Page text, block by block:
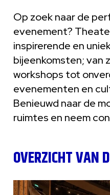
Op zoek naar de
evenement?
inspirerende en
bijeenkomsten; van
workshops tot
evenementen en
Benieuwd naar de
ruimtes en neem
OVERZICHT VAN